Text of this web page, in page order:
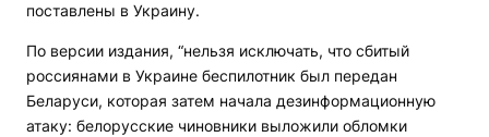
поставлены в Украину.
По версии издания, “нельзя исключать, что сбитый
россиянами в Украине беспилотник был передан
Беларуси, которая затем начала дезинформационную
атаку: белорусские чиновники выложили обломки